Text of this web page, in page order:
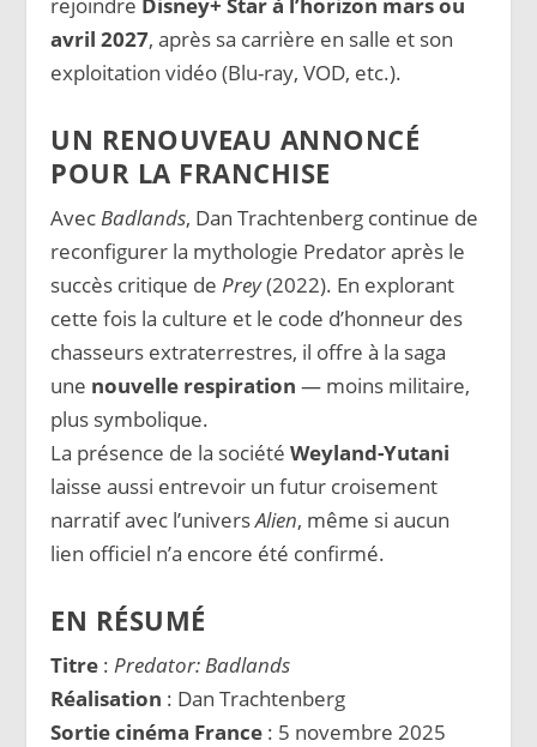
avril 2027, après sa carrière en salle et son
exploitation vidéo (Blu-ray, VOD, etc.).
UN RENOUVEAU ANNONCÉ
POUR LA FRANCHISE
AvecBadlands, Dan Trachtenberg continue de
reconfigurer la mythologie Predator après le
succès critique dePrey(2022). En explorant
cette fois la culture et le code d’honneur des
chasseurs extraterrestres, il offre à la saga
une nouvelle respiration — moins militaire,
plus symbolique.
La présence de la sociétéWeyland-Yutani
laisse aussi entrevoir un futur croisement
narratif avec l’universAlien, même si aucun
lien officiel n’a encore été confirmé.
EN RÉSUMÉ
Titre :Predator: Badlands
Réalisation : Dan Trachtenberg
Sortie cinéma France : 5 novembre 2025